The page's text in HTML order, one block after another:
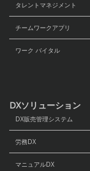
タレントマネジメント
チームワークアプリ
ワーク バイタル
DXソリューション
DX販売管理システム
労務DX
マニュアルDX